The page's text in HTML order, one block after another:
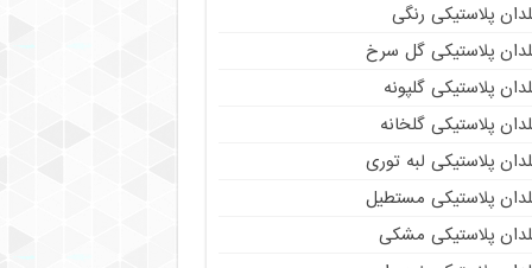
پلاستیکی رنگی
پلاستیکی گل سرخ
پلاستیکی گلپونه
پلاستیکی گلخانه
پلاستیکی لبه توری
پلاستیکی مستطیل
پلاستیکی مشکی